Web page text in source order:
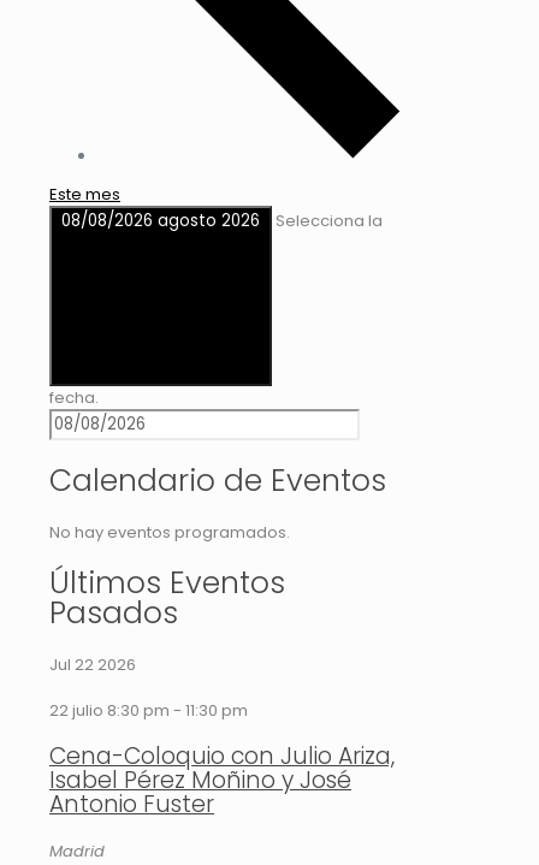
Este mes
08/08/2026 agosto 2026 Selecciona la
fecha.
Calendario de Eventos
No hay eventos programados.
Últimos Eventos
Pasados
Jul 22 2026
22 julio 8:30 pm - 11:30 pm
Cena-Coloquio con Julio Ariza,
Isabel Pérez Moñino y José
Antonio Fuster
Madrid